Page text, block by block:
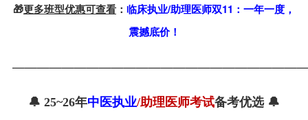
🎁更多班型优惠可查看 ： 临床执业/助理医师双11：一年一度，
震撼底价！
🔔 25~26年中医执业/助理医师考试备考优选 🔔